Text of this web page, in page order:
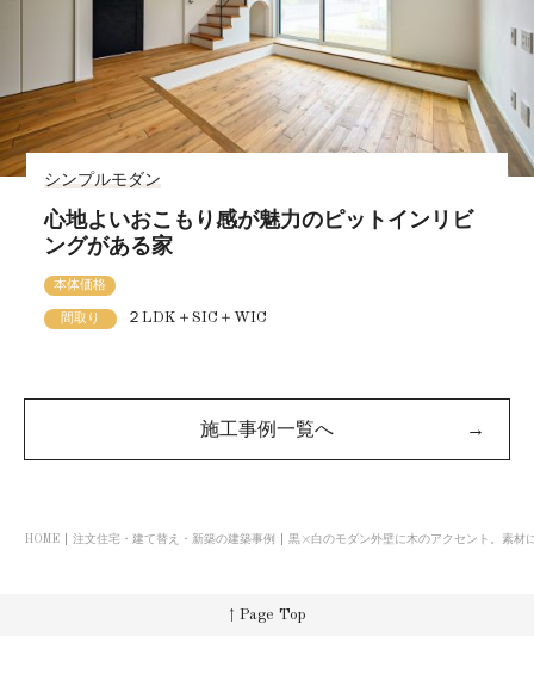
シンプルモダン
心地よいおこもり感が魅力のピットインリビ
ングがある家
本体価格
間取り ２LDK＋SIC＋WIC
施工事例一覧へ →
HOME 注文住宅・建て替え・新築の建築事例 黒×白のモダン外壁に木のアクセント。素材
↑ Page Top